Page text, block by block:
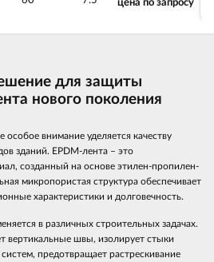
цена по запросу
для защиты
нового поколения
особое внимание уделяется качеству
зданий. EPDM-лента – это
созданный на основе этилен-пропилен-
микропористая структура обеспечивает
характеристики и долговечность.
в различных строительных задачах.
вертикальные швы, изолирует стыки
предотвращает растрескивание